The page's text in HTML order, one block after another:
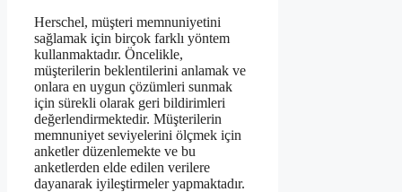
Herschel, müşteri memnuniyetini
sağlamak için birçok farklı yöntem
kullanmaktadır. Öncelikle,
müşterilerin beklentilerini anlamak ve
onlara en uygun çözümleri sunmak
için sürekli olarak geri bildirimleri
değerlendirmektedir. Müşterilerin
memnuniyet seviyelerini ölçmek için
anketler düzenlemekte ve bu
anketlerden elde edilen verilere
dayanarak iyileştirmeler yapmaktadır.